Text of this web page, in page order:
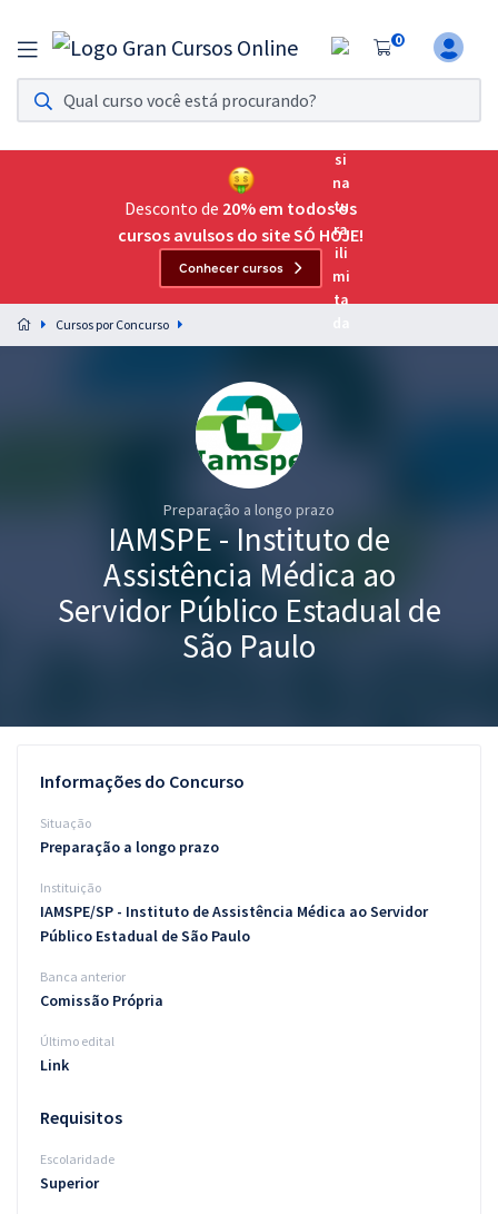
0
Assinatura Ilimitada 11
Acesso a todos os cursos. Teste grátis por 7 dias!
Assinatura OAB Até Passar
Acesso ilimitado a toda preparação para o Exame da
Preparação completa e intensiva para as principais
residências em saúde do Brasil
Questões grátis
Conteúdo gratuito
Blog
Aprovados
Atendimento
Desconto de 20% em todos os
cursos avulsos do site SÓ HOJE!
Conhecer cursos
Cursos por Concurso
Preparação a longo prazo
IAMSPE - Instituto de
Assistência Médica ao
Servidor Público Estadual de
São Paulo
Informações do Concurso
Situação
Preparação a longo prazo
Instituição
IAMSPE/SP - Instituto de Assistência Médica ao Servidor
Público Estadual de São Paulo
Banca anterior
Comissão Própria
Último edital
Link
Requisitos
Escolaridade
Superior